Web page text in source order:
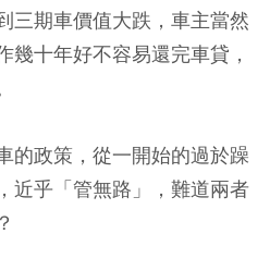
三期車價值大跌，車主當然
幾十年好不容易還完車貸，
的政策，從一開始的過於躁
近乎「管無路」，難道兩者